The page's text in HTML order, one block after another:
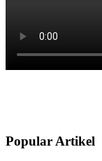
Popular Artikel